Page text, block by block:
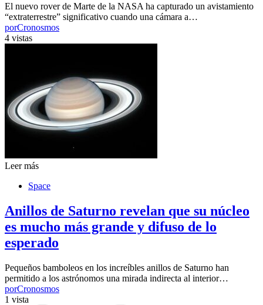
El nuevo rover de Marte de la NASA ha capturado un avistamiento
“extraterrestre” significativo cuando una cámara a…
porCronosmos
4 vistas
Leer más
Space
Anillos de Saturno revelan que su núcleo
es mucho más grande y difuso de lo
esperado
Pequeños bamboleos en los increíbles anillos de Saturno han
permitido a los astrónomos una mirada indirecta al interior…
porCronosmos
1 vista